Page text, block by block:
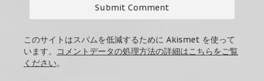
このサイトはスパムを低減するために Akismet を使って
います。
コメントデータの処理方法の詳細はこちらをご覧
ください。